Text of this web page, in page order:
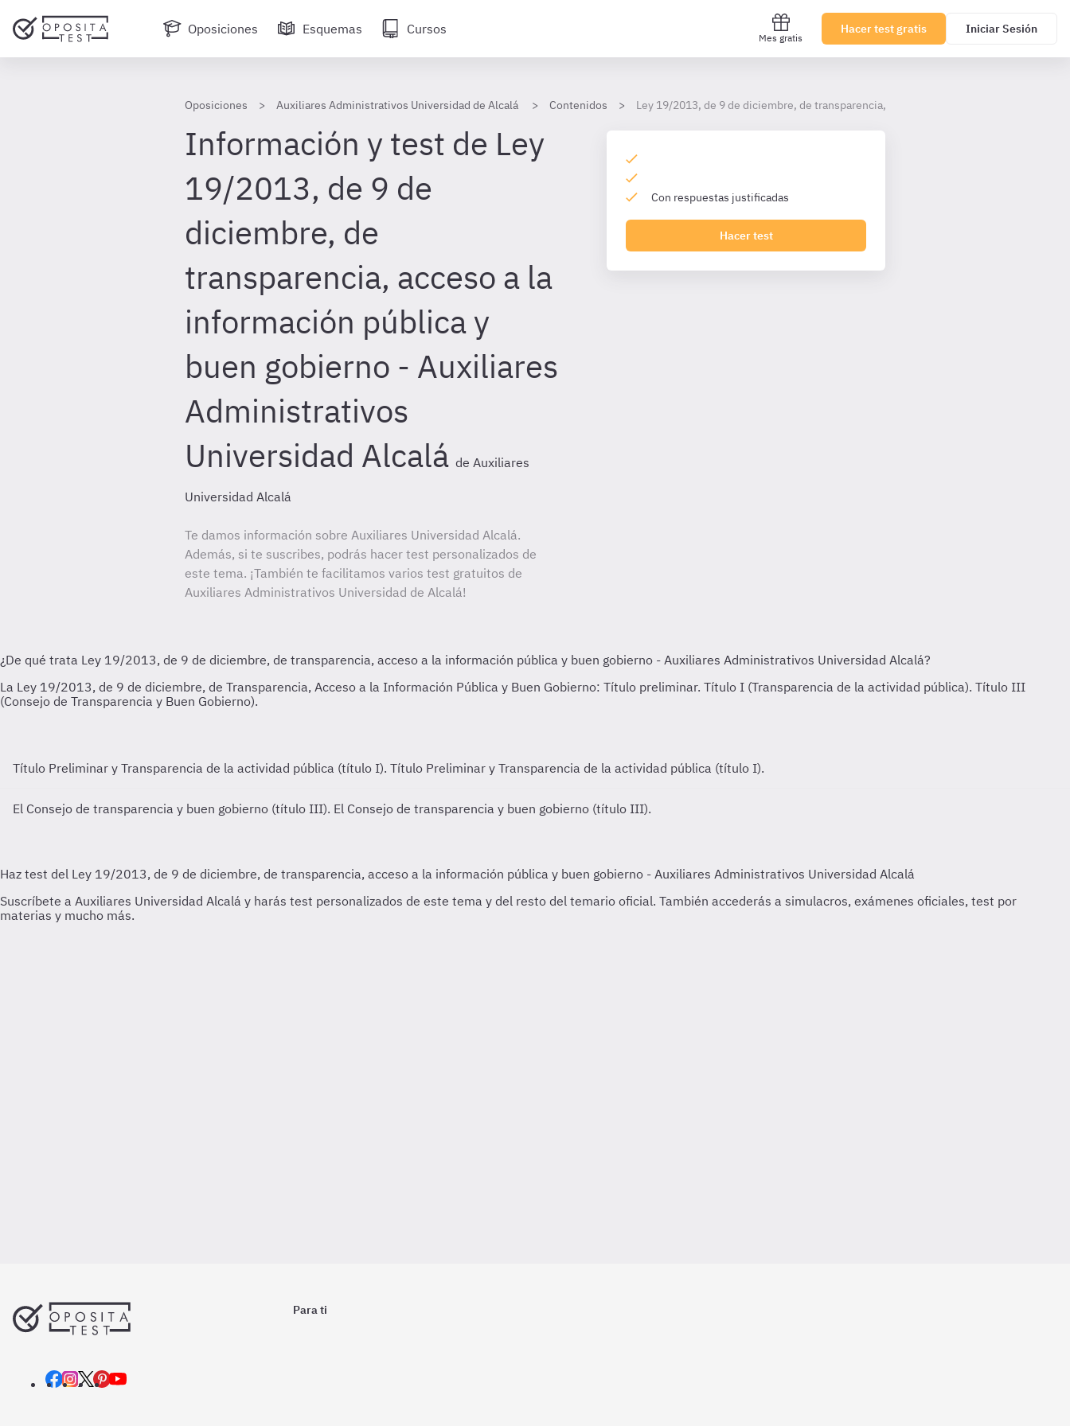
Oposiciones Esquemas Cursos
Mes gratis
Hacer test gratis Iniciar Sesión
Oposiciones Auxiliares Administrativos Universidad de Alcalá Contenidos Ley 19/2013, de 9 de diciembre, de transparencia, acceso a la información pública y
Información y test de Ley
19/2013, de 9 de
diciembre, de
transparencia, acceso a la
información pública y
buen gobierno - Auxiliares
Administrativos
Universidad Alcalá de Auxiliares
Universidad Alcalá
Te damos información sobre Auxiliares Universidad Alcalá.
Además, si te suscribes, podrás hacer test personalizados de
este tema. ¡También te facilitamos varios test gratuitos de
Auxiliares Administrativos Universidad de Alcalá!
Con respuestas justificadas
Hacer test
Título Preliminar y Transparencia de la actividad pública (título I). Título Preliminar y Transparencia de la actividad pública (título I).
El Consejo de transparencia y buen gobierno (título III). El Consejo de transparencia y buen gobierno (título III).
Para ti